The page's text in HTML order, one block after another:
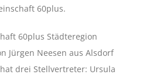
60plus.
60plus Städteregion
Jürgen Neesen aus Alsdorf
drei Stellvertreter: Ursula